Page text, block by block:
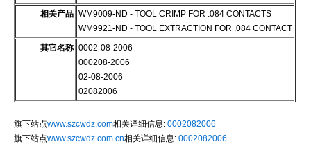
相关产品 WM9009-ND - TOOL CRIMP FOR .084 CONTACTS
WM9921-ND - TOOL EXTRACTION FOR .084 CONTACT
其它名称 0002-08-2006
000208-2006
02-08-2006
02082006
旗下站点www.szcwdz.com相关详细信息: 0002082006
旗下站点www.szcwdz.com.cn相关详细信息: 0002082006